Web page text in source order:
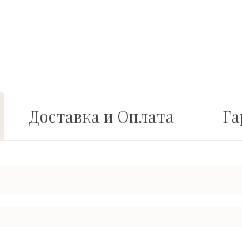
Доставка и Оплата